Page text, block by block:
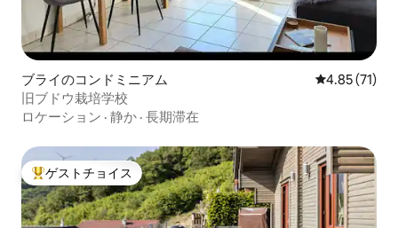
ブライのコンドミニアム レビュー71
4.85 (71)
旧ブドウ栽培学校
ロケーション · 静か · 長期滞在
大好評のゲストチョイスです。
ゲストチョイス